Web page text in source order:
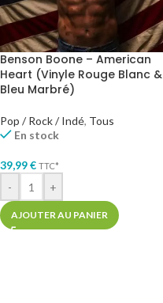
Benson Boone – American
Heart (Vinyle Rouge Blanc &
Bleu Marbré)
Pop / Rock / Indé, Tous
En stock
39,99€ TTC*
- +
AJOUTER AU PANIER